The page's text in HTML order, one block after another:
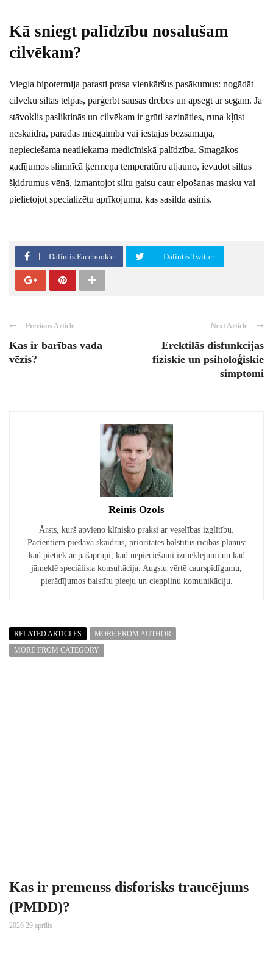
Kā sniegt palīdzību nosalušam
cilvēkam?
Viegla hipotermija parasti prasa vienkāršus pasākumus: nogādāt
cilvēku siltās telpās, pārģērbt sausās drēbēs un apsegt ar segām. Ja
stāvoklis pasliktinās un cilvēkam ir grūti sazināties, runa kļūst
neskaidra, parādās miegainība vai iestājas bezsamaņa,
nepieciešama neatliekama medicīniskā palīdzība. Smagākos
gadījumos slimnīcā ķermeņa temperatūru atjauno, ievadot siltus
šķidrumus vēnā, izmantojot siltu gaisu caur elpošanas masku vai
pielietojot specializētu aprīkojumu, kas sasilda asinis.
Dalintis Facebook'e Dalintis Twitter
Previous Article
Kas ir barības vada
vēzis?
Next Article
Erektilās disfunkcijas
fiziskie un psiholoģiskie
simptomi
Reinis Ozols
Ārsts, kurš apvieno klīnisko praksi ar veselības izglītību.
Pacientiem piedāvā skaidrus, prioritātēs balstītus rīcības plānus:
kad pietiek ar pašaprūpi, kad nepieciešami izmeklējumi un kad
jāmeklē speciālista konsultācija. Augstu vērtē caurspīdīgumu,
pierādījumos balstītu pieeju un cieņpilnu komunikāciju.
RELATED ARTICLES
MORE FROM AUTHOR
MORE FROM CATEGORY
Kas ir premenss disforisks traucējums
(PMDD)?
2026 29 aprīlis